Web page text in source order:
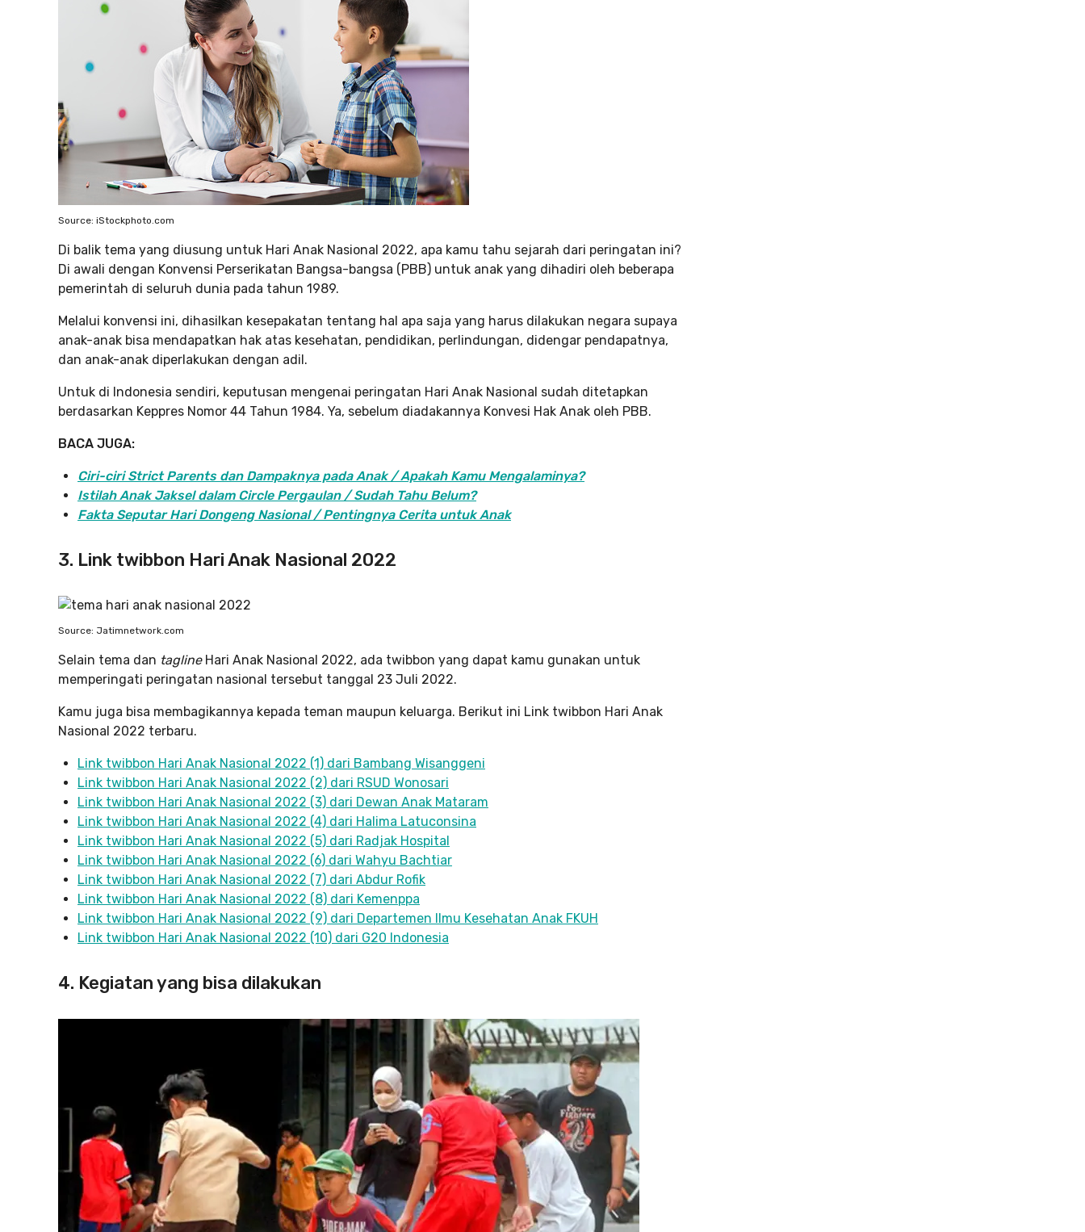
Source: iStockphoto.com
Di balik tema yang diusung untuk Hari Anak Nasional 2022, apa kamu tahu sejarah dari peringatan ini?
Di awali dengan Konvensi Perserikatan Bangsa-bangsa (PBB) untuk anak yang dihadiri oleh beberapa
pemerintah di seluruh dunia pada tahun 1989.
Melalui konvensi ini, dihasilkan kesepakatan tentang hal apa saja yang harus dilakukan negara supaya
anak-anak bisa mendapatkan hak atas kesehatan, pendidikan, perlindungan, didengar pendapatnya,
dan anak-anak diperlakukan dengan adil.
Untuk di Indonesia sendiri, keputusan mengenai peringatan Hari Anak Nasional sudah ditetapkan
berdasarkan Keppres Nomor 44 Tahun 1984. Ya, sebelum diadakannya Konvesi Hak Anak oleh PBB.
BACA JUGA:
Ciri-ciri Strict Parents dan Dampaknya pada Anak / Apakah Kamu Mengalaminya?
Istilah Anak Jaksel dalam Circle Pergaulan / Sudah Tahu Belum?
Fakta Seputar Hari Dongeng Nasional / Pentingnya Cerita untuk Anak
3. Link twibbon Hari Anak Nasional 2022
Source: Jatimnetwork.com
Selain tema dan tagline Hari Anak Nasional 2022, ada twibbon yang dapat kamu gunakan untuk
memperingati peringatan nasional tersebut tanggal 23 Juli 2022.
Kamu juga bisa membagikannya kepada teman maupun keluarga. Berikut ini Link twibbon Hari Anak
Nasional 2022 terbaru.
Link twibbon Hari Anak Nasional 2022 (1) dari Bambang Wisanggeni
Link twibbon Hari Anak Nasional 2022 (2) dari RSUD Wonosari
Link twibbon Hari Anak Nasional 2022 (3) dari Dewan Anak Mataram
Link twibbon Hari Anak Nasional 2022 (4) dari Halima Latuconsina
Link twibbon Hari Anak Nasional 2022 (5) dari Radjak Hospital
Link twibbon Hari Anak Nasional 2022 (6) dari Wahyu Bachtiar
Link twibbon Hari Anak Nasional 2022 (7) dari Abdur Rofik
Link twibbon Hari Anak Nasional 2022 (8) dari Kemenppa
Link twibbon Hari Anak Nasional 2022 (9) dari Departemen Ilmu Kesehatan Anak FKUH
Link twibbon Hari Anak Nasional 2022 (10) dari G20 Indonesia
4. Kegiatan yang bisa dilakukan